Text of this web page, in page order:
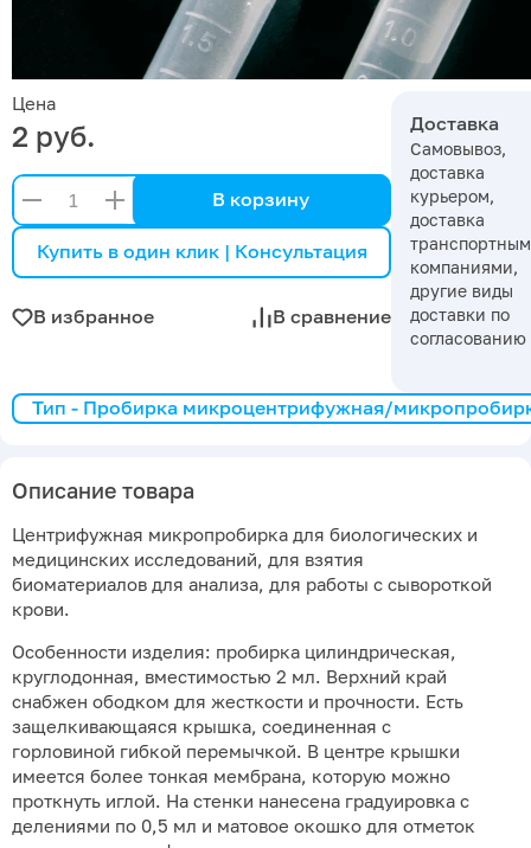
Цена
2 руб.
В корзину
Купить в один клик | Консультация
В избранное В сравнение
Доставка
Самовывоз,
доставка
курьером,
доставка
компаниями,
другие виды
доставки по
согласованию
Тип - Пробирка микроцентрифужная/
Описание товара
Центрифужная микропробирка для биологических и
медицинских исследований, для взятия
биоматериалов для анализа, для работы с сывороткой
крови.
Особенности изделия: пробирка цилиндрическая,
круглодонная, вместимостью 2 мл. Верхний край
снабжен ободком для жесткости и прочности. Есть
защелкивающаяся крышка, соединенная с
горловиной гибкой перемычкой. В центре крышки
имеется более тонкая мембрана, которую можно
проткнуть иглой. На стенки нанесена градуировка с
делениями по 0,5 мл и матовое окошко для отметок